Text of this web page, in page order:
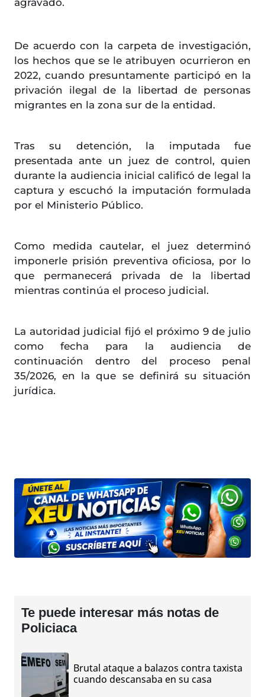
agravado.
De acuerdo con la carpeta de investigación,
los hechos que se le atribuyen ocurrieron en
2022, cuando presuntamente participó en la
privación ilegal de la libertad de personas
migrantes en la zona sur de la entidad.
Tras su detención, la imputada fue
presentada ante un juez de control, quien
durante la audiencia inicial calificó de legal la
captura y escuchó la imputación formulada
por el Ministerio Público.
Como medida cautelar, el juez determinó
imponerle prisión preventiva oficiosa, por lo
que permanecerá privada de la libertad
mientras continúa el proceso judicial.
La autoridad judicial fijó el próximo 9 de julio
como fecha para la audiencia de
continuación dentro del proceso penal
35/2026, en la que se definirá su situación
jurídica.
Te puede interesar más notas de
Policiaca
Brutal ataque a balazos contra taxista
cuando descansaba en su casa